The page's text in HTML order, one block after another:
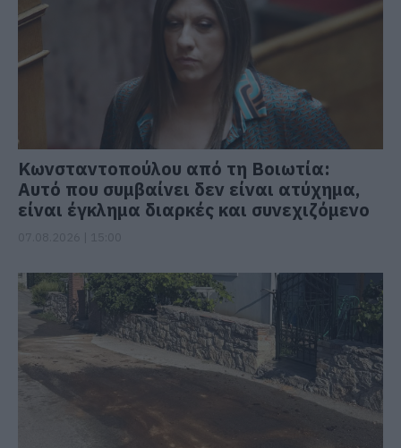
Κωνσταντοπούλου από τη Βοιωτία:
Αυτό που συμβαίνει δεν είναι ατύχημα,
είναι έγκλημα διαρκές και συνεχιζόμενο